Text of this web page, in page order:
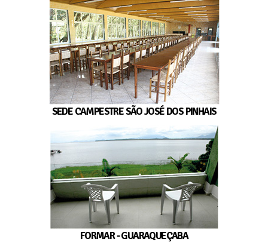
SEDE CAMPESTRE SÃO JOSÉ DOS PINHAIS
FORMAR - GUARAQUEÇABA